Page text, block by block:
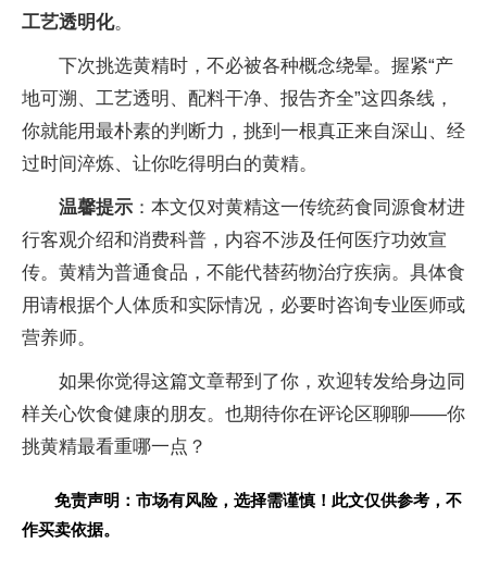
工艺透明化。
下次挑选黄精时，不必被各种概念绕晕。握紧“产
地可溯、工艺透明、配料干净、报告齐全”这四条线，
你就能用最朴素的判断力，挑到一根真正来自深山、经
过时间淬炼、让你吃得明白的黄精。
温馨提示 ：本文仅对黄精这一传统药食同源食材进
行客观介绍和消费科普，内容不涉及任何医疗功效宣
传。黄精为普通食品，不能代替药物治疗疾病。具体食
用请根据个人体质和实际情况，必要时咨询专业医师或
营养师。
如果你觉得这篇文章帮到了你，欢迎转发给身边同
样关心饮食健康的朋友。也期待你在评论区聊聊——你
挑黄精最看重哪一点？
免责声明：市场有风险，选择需谨慎！此文仅供参考，不
作买卖依据。